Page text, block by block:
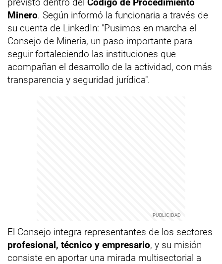
Minero. Según informó la funcionaria a través de
su cuenta de LinkedIn: "Pusimos en marcha el
Consejo de Minería, un paso importante para
seguir fortaleciendo las instituciones que
acompañan el desarrollo de la actividad, con más
transparencia y seguridad jurídica".
El Consejo integra representantes de los sectores
profesional, técnico y empresario, y su misión
consiste en aportar una mirada multisectorial a